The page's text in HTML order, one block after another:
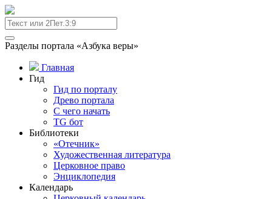
Разделы портала «Азбука веры»
Главная
Гид
Гид по порталу
Древо портала
С чего начать
TG бот
Библиотеки
«Отечник»
Художественная литература
Церковное право
Энциклопедия
Календарь